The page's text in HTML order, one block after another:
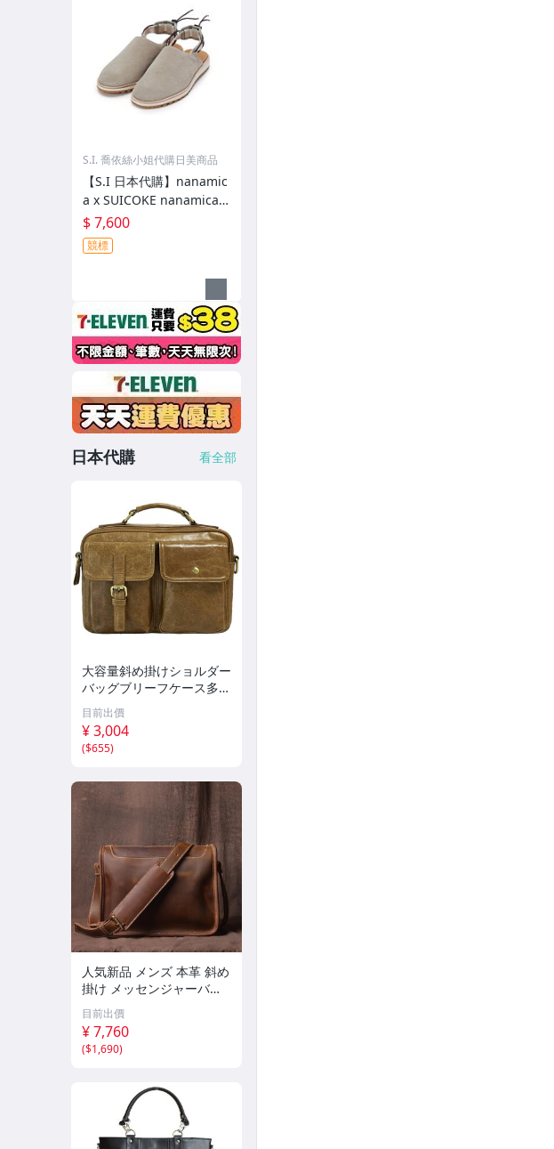
S.I. 喬依絲小姐代購日美商品
【S.I 日本代購】nanamic
a x SUICOKE nanamica E
xclusive FL Slides
$ 7,600
競標
日本代購 看全部
大容量斜め掛けショルダー
バッグブリーフケース多機
能ショルダーバッグ斜め掛
けトートバッグ牛革 ライ
トコーヒー
目前出價
¥ 3,004
($655)
人気新品 メンズ 本革 斜め
掛け メッセンジャーバッ
グ カジュアル 牛革 A4書
類 アウトドア ビジネスバ
ッグ 男性用 通勤通学鞄
ブラウン
目前出價
¥ 7,760
($1,690)